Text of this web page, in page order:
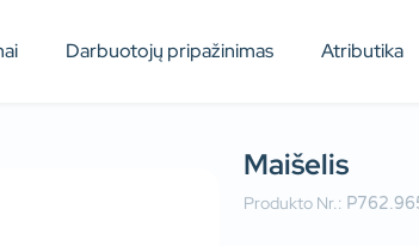
Darbuotojų pripažinimas Atributika
Maišelis
Produkto Nr.: